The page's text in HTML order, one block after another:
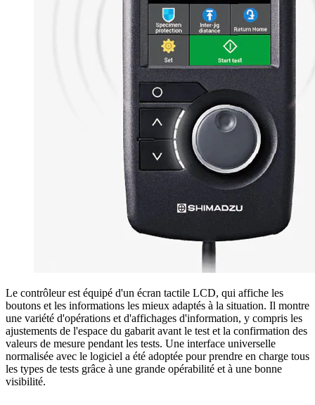
Le contrôleur est équipé d'un écran tactile LCD, qui affiche les
boutons et les informations les mieux adaptés à la situation. Il montre
une variété d'opérations et d'affichages d'information, y compris les
ajustements de l'espace du gabarit avant le test et la confirmation des
valeurs de mesure pendant les tests. Une interface universelle
normalisée avec le logiciel a été adoptée pour prendre en charge tous
les types de tests grâce à une grande opérabilité et à une bonne
visibilité.